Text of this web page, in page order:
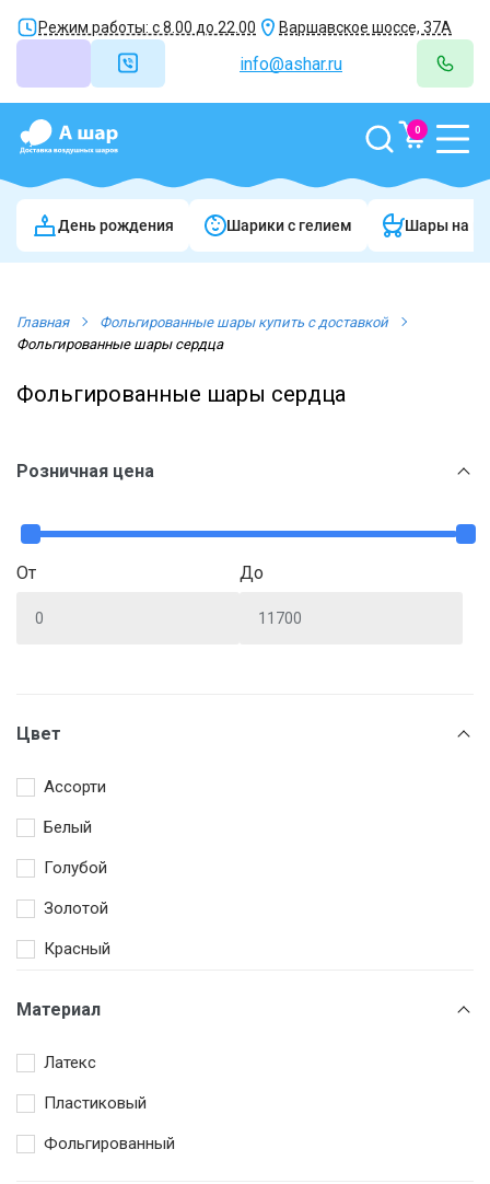
Режим работы: с 8.00 до 22.00 Варшавское шоссе, 37А
info@ashar.ru
0
День рождения Шарики c гелием Шары на
Главная
Фольгированные шары купить с доставкой
Фольгированные шары сердца
Фольгированные шары сердца
Розничная цена
От До
Цвет
Ассорти
Белый
Голубой
Золотой
Красный
Триколор
Фуксия
Чёрный
Материал
Латекс
Пластиковый
Фольгированный